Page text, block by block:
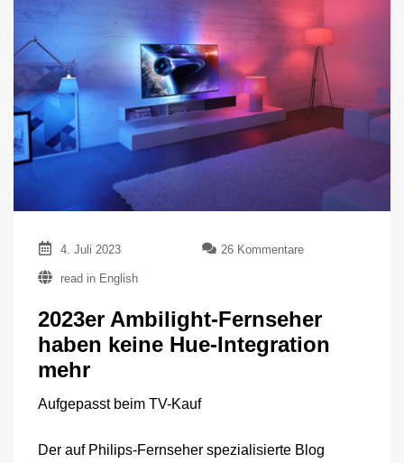
4. Juli 2023 26 Kommentarezu
haben
Hue-
read in English
2023er Ambilight-Fernseher
haben keine Hue-Integration
mehr
Aufgepasst beim TV-Kauf
Der auf Philips-Fernseher spezialisierte Blog